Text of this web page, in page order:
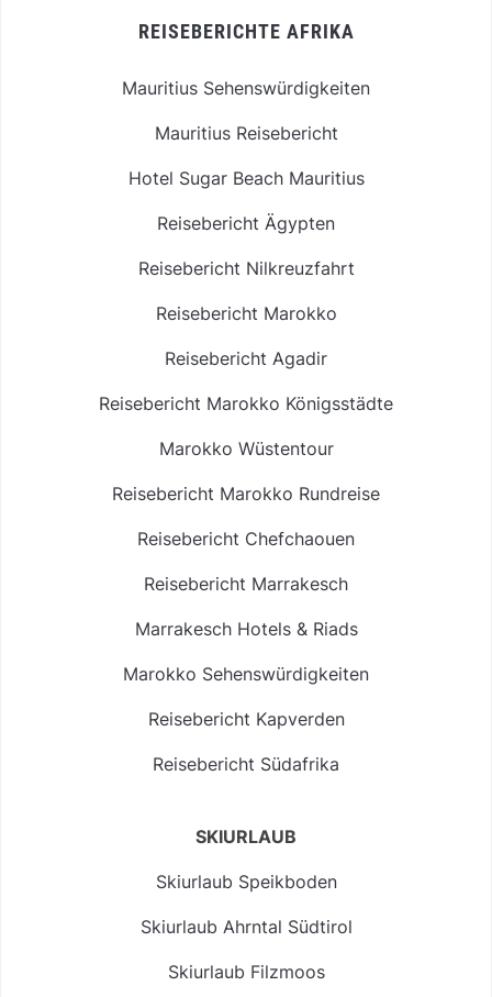
REISEBERICHTE AFRIKA
Mauritius Sehenswürdigkeiten
Mauritius Reisebericht
Hotel Sugar Beach Mauritius
Reisebericht Ägypten
Reisebericht Nilkreuzfahrt
Reisebericht Marokko
Reisebericht Agadir
Reisebericht Marokko Königsstädte
Marokko Wüstentour
Reisebericht Marokko Rundreise
Reisebericht Chefchaouen
Reisebericht Marrakesch
Marrakesch Hotels & Riads
Marokko Sehenswürdigkeiten
Reisebericht Kapverden
Reisebericht Südafrika
SKIURLAUB
Skiurlaub Speikboden
Skiurlaub Ahrntal Südtirol
Skiurlaub Filzmoos